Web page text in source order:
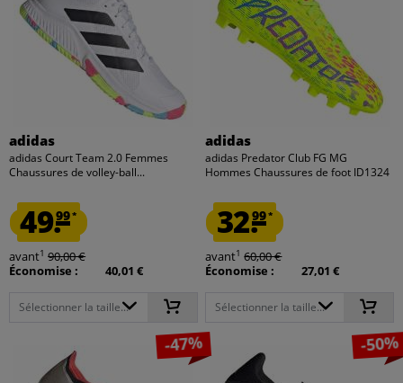
adidas
adidas Court Team 2.0 Femmes
Chaussures de volley-ball...
49.99*
avant1 90,00 €
Économise :
40,01 €
Sélectionner la taille...
adidas
adidas Predator Club FG MG
Hommes Chaussures de foot ID1324
32.99*
avant1 60,00 €
Économise :
27,01 €
Sélectionner la taille...
-47% -50%